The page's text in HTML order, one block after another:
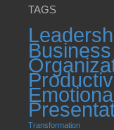
TAGS
Transformation